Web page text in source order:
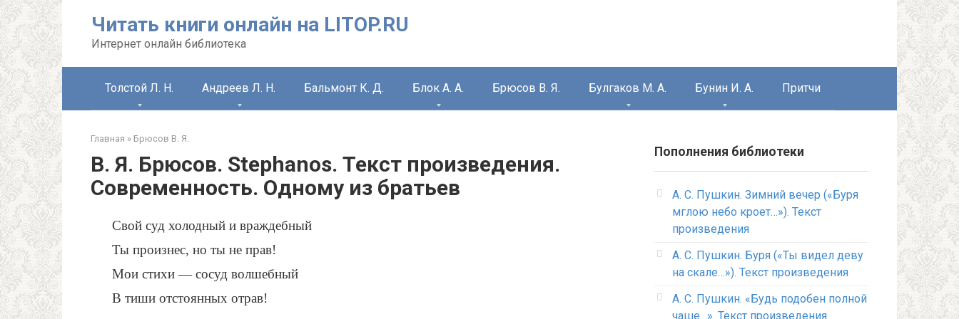
Читать книги онлайн на LITOP.RU
Интернет онлайн библиотека
Толстой Л. Н. Андреев Л. Н. Бальмонт К. Д. Блок А. А. Брюсов В. Я. Булгаков М. А. Бунин И. А. Притчи
Главная » Брюсов В. Я.
В. Я. Брюсов. Stephanos. Текст произведения.
Современность. Одному из братьев
Свой суд холодный и враждебный
Ты произнес, но ты не прав!
Мои стихи — сосуд волшебный
В тиши отстоянных отрав!
Пополнения библиотеки
А. С. Пушкин. Зимний вечер («Буря
мглою небо кроет…»). Текст
произведения
А. С. Пушкин. Буря («Ты видел деву
на скале…»). Текст произведения
А. С. Пушкин. «Будь подобен полной
чаше…». Текст произведения